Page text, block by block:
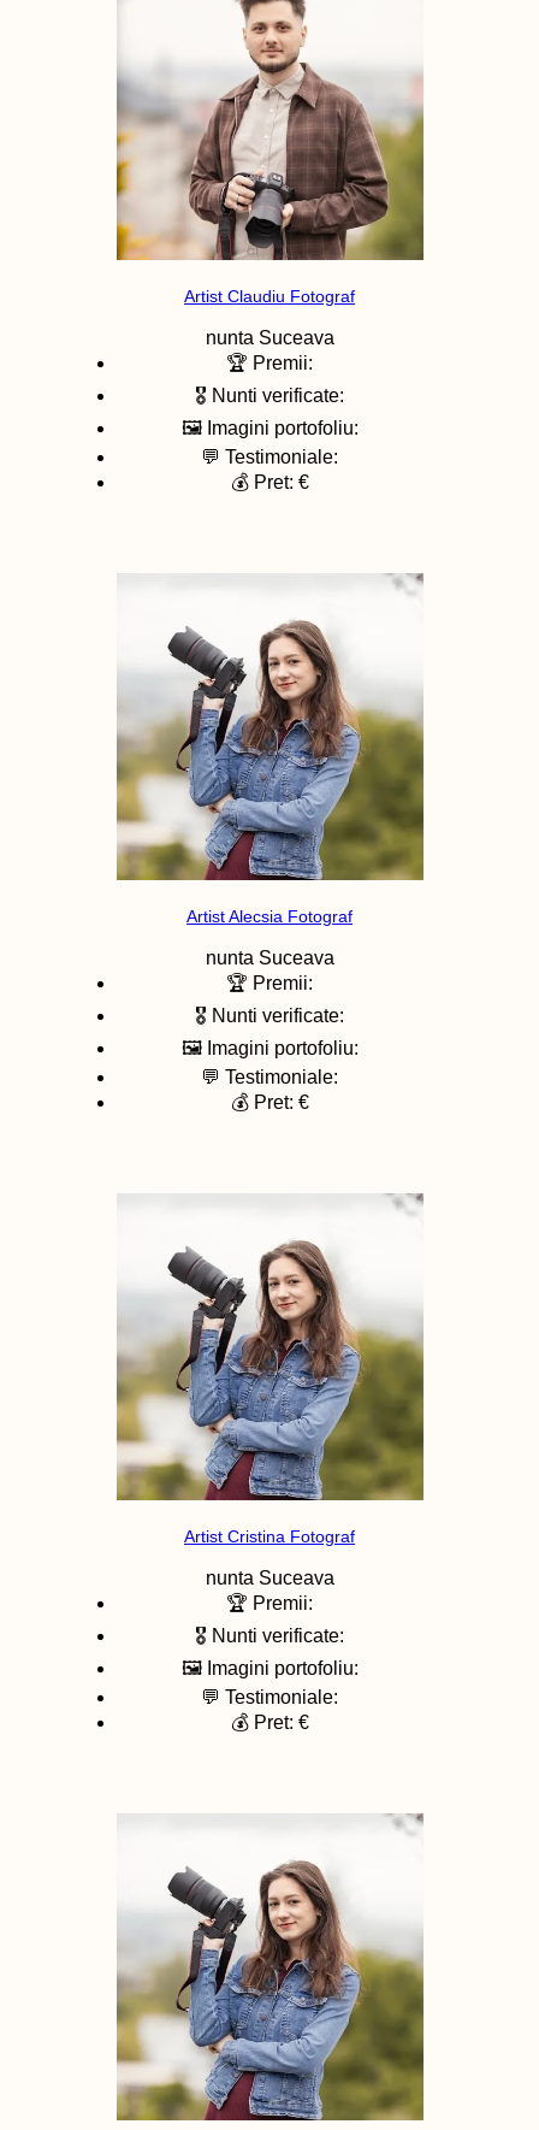
Artist Claudiu Fotograf
nunta Suceava
🏆 Premii:
🎖️ Nunti verificate:
🖼️ Imagini portofoliu:
💬 Testimoniale:
💰 Pret: €
Artist Alecsia Fotograf
nunta Suceava
🏆 Premii:
🎖️ Nunti verificate:
🖼️ Imagini portofoliu:
💬 Testimoniale:
💰 Pret: €
Artist Cristina Fotograf
nunta Suceava
🏆 Premii:
🎖️ Nunti verificate:
🖼️ Imagini portofoliu:
💬 Testimoniale:
💰 Pret: €